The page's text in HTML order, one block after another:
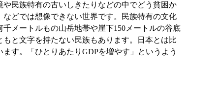
民族特有の古いしきたりなどの中でどう貧困か
どでは想像できない世界です。民族特有の文化
メートルもの山岳地帯や崖下150メートルの谷底
と文字を持たない民族もあります。日本とは比
す。「ひとりあたりGDPを増やす」というよう